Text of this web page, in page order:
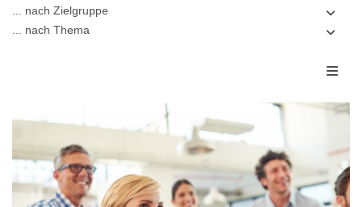
... nach Zielgruppe
... nach Thema